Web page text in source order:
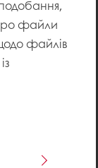
файли
файлів